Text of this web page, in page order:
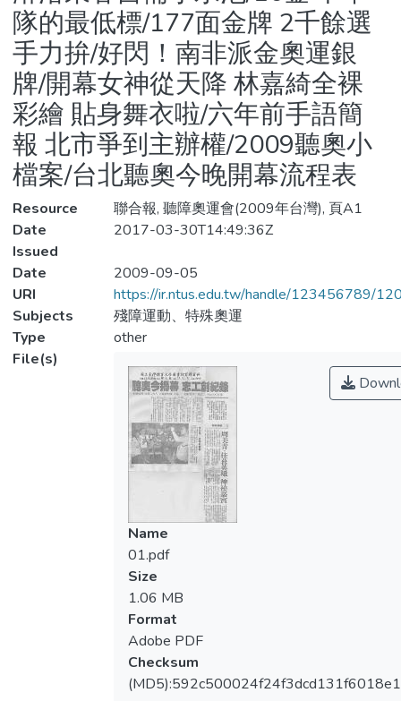
隊的最低標/177面金牌 2千餘選
手力拚/好閃！南非派金奧運銀
牌/開幕女神從天降 林嘉綺全裸
彩繪 貼身舞衣啦/六年前手語簡
報 北市爭到主辦權/2009聽奧小
檔案/台北聽奧今晚開幕流程表
Resource
聯合報, 聽障奧運會(2009年台灣), 頁A1
Date
Issued
2017-03-30T14:49:36Z
Date
2009-09-05
URI
https://ir.ntus.edu.tw/handle/123456789/
Subjects
殘障運動、特殊奧運
Type
other
File(s)
Name
01.pdf
Size
1.06 MB
Format
Adobe PDF
Checksum